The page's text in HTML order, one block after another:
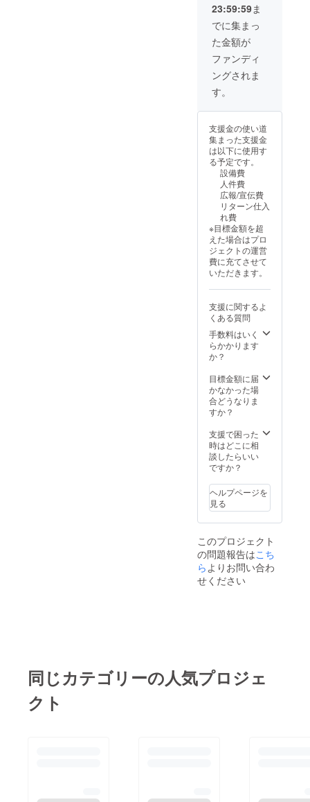
受け渡しについ
てはプロジェク
ト終了後にお送
りするメー ル
をご確認くださ
い。
23:59:59ま
でに集まっ
た金額が
ファンディ
ングされま
す。
支援金の使い道
集まった支援金
は以下に使用す
る予定です。
設備費
人件費
広報/宣伝費
リターン仕入
れ費
※目標金額を超
えた場合はプロ
ジェクトの運営
費に充てさせて
いただきます。
支援に関するよ
くある質問
手数料はいく
らかかります
か？
目標金額に届
かなかった場
合どうなりま
すか？
支援で困った
時はどこに相
談したらいい
ですか？
ヘルプページを
見る
このプロジェクト
の問題報告はこち
らよりお問い合わ
せください
同じカテゴリーの人気プロジェ
クト